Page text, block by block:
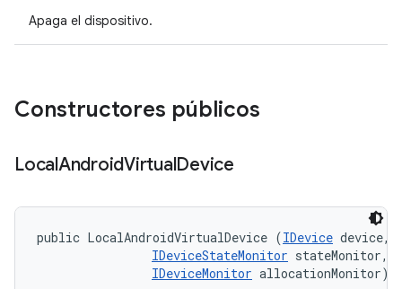
Apaga el dispositivo.
Constructores públicos
LocalAndroidVirtualDevice
public LocalAndroidVirtualDevice (IDevice device,
IDeviceStateMonitor stateMonitor,
IDeviceMonitor allocationMonitor)